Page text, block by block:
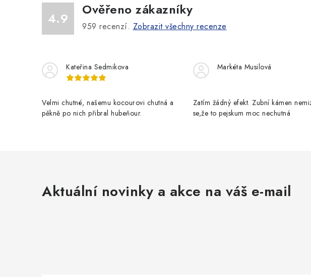
í
p
r
v
p
4.9
Ověřeno zákazníky
959 recenzí. Zobrazit všechny recenze
Kateřina Sedmikova
Velmi chutné, našemu kocourovi chutná a
pěkně po nich přibral hubeňour.
Markéta Musilová
Zatím žádný efekt. Zubní kámen
se,že to pejskum moc nechutná
Aktuální novinky a akce na váš e-mail